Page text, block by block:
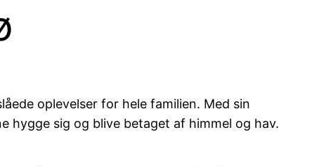
oplevelser for hele familien. Med sin
hygge sig og blive betaget af himmel og hav.